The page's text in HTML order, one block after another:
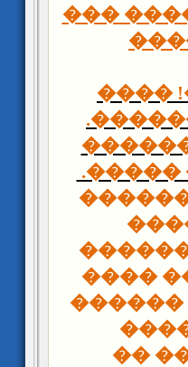
������ �� ����
��
���
����
�����
��
���